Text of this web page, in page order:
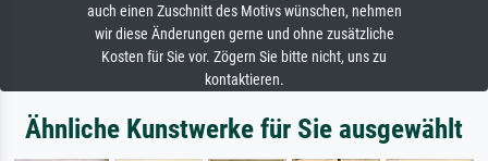
auch einen Zuschnitt des Motivs wünschen, nehmen
wir diese Änderungen gerne und ohne zusätzliche
Kosten für Sie vor. Zögern Sie bitte nicht, uns zu
kontaktieren.
Ähnliche Kunstwerke für Sie ausgewählt